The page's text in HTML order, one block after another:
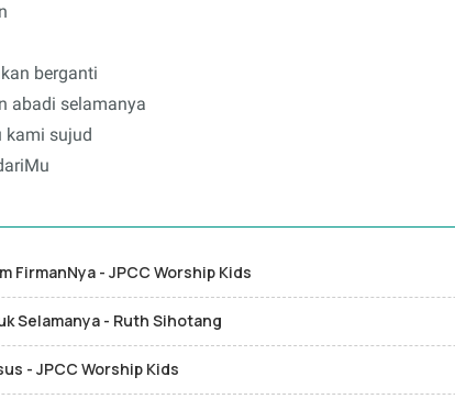
berganti
abadi selamanya
kami sujud
FirmanNya - JPCC Worship Kids
Selamanya - Ruth Sihotang
- JPCC Worship Kids